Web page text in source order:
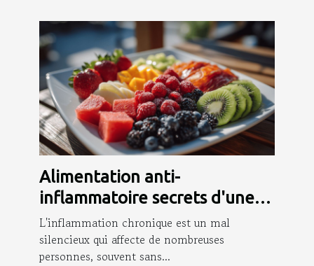
Alimentation anti-
inflammatoire secrets d'une
diététique apaisante pour le
corps
L'inflammation chronique est un mal
silencieux qui affecte de nombreuses
personnes, souvent sans...